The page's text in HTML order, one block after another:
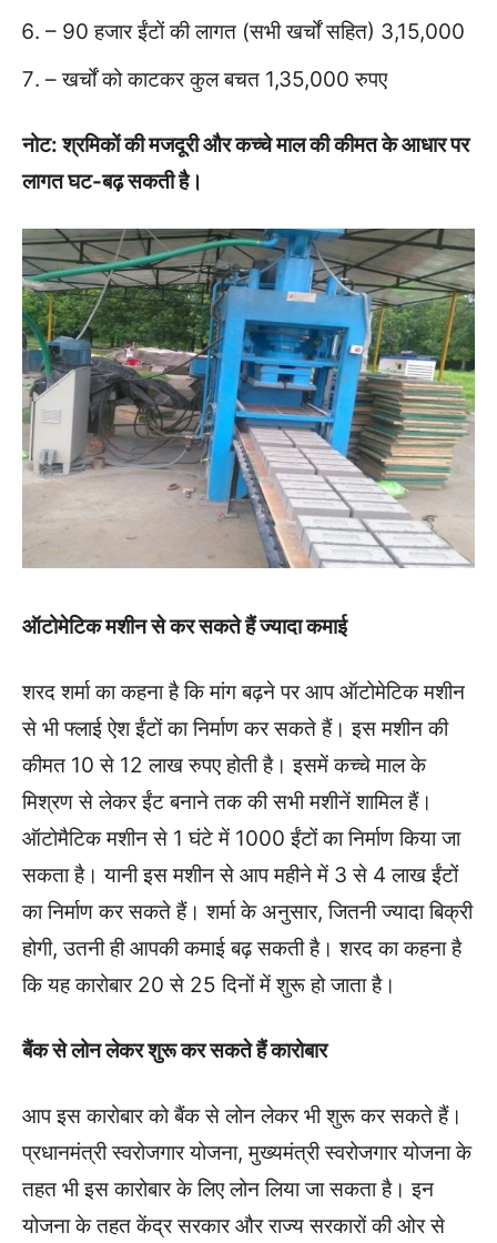
– 90 हजार ईंटों की लागत (सभी खर्चों सहित) 3,15,000
– खर्चों को काटकर कुल बचत 1,35,000 रुपए
नोट: श्रमिकों की मजदूरी और कच्चे माल की कीमत के आधार पर
लागत घट-बढ़ सकती है।
ऑटोमेटिक मशीन से कर सकते हैं ज्यादा कमाई
शरद शर्मा का कहना है कि मांग बढ़ने पर आप ऑटोमेटिक मशीन
से भी फ्लाई ऐश ईंटों का निर्माण कर सकते हैं। इस मशीन की
कीमत 10 से 12 लाख रुपए होती है। इसमें कच्चे माल के
मिश्रण से लेकर ईंट बनाने तक की सभी मशीनें शामिल हैं।
ऑटोमैटिक मशीन से 1 घंटे में 1000 ईंटों का निर्माण किया जा
सकता है। यानी इस मशीन से आप महीने में 3 से 4 लाख ईंटों
का निर्माण कर सकते हैं। शर्मा के अनुसार, जितनी ज्यादा बिक्री
होगी, उतनी ही आपकी कमाई बढ़ सकती है। शरद का कहना है
कि यह कारोबार 20 से 25 दिनों में शुरू हो जाता है।
बैंक से लोन लेकर शुरू कर सकते हैं कारोबार
आप इस कारोबार को बैंक से लोन लेकर भी शुरू कर सकते हैं।
प्रधानमंत्री स्वरोजगार योजना, मुख्यमंत्री स्वरोजगार योजना के
तहत भी इस कारोबार के लिए लोन लिया जा सकता है। इन
योजना के तहत केंद्र सरकार और राज्य सरकारों की ओर से